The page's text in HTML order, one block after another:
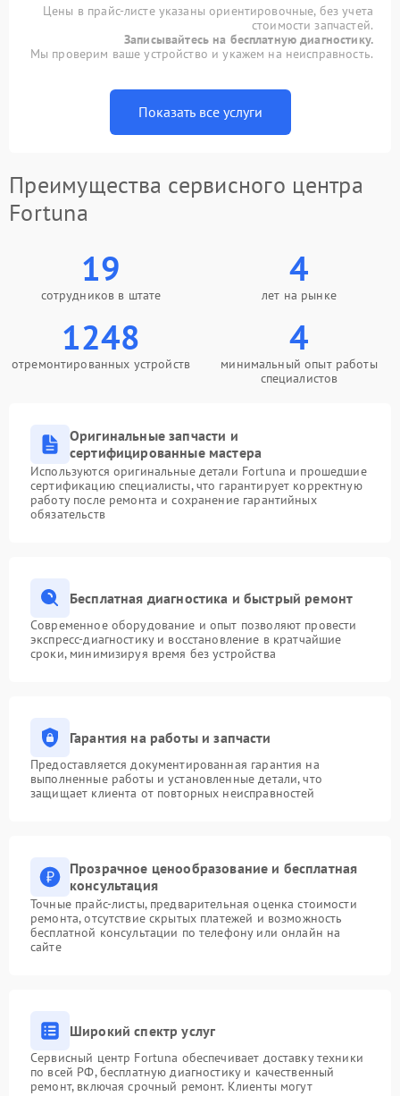
Цены в прайс-листе указаны ориентировочные, без учета
стоимости запчастей.
Записывайтесь на бесплатную диагностику.
Мы проверим ваше устройство и укажем на неисправность.
Показать все услуги
Преимущества сервисного центра
Fortuna
19
сотрудников в штате
4
лет на рынке
1248
отремонтированных устройств
4
минимальный опыт работы
специалистов
Оригинальные запчасти и
сертифицированные мастера
Используются оригинальные детали Fortuna и прошедшие
сертификацию специалисты, что гарантирует корректную
работу после ремонта и сохранение гарантийных
обязательств
Бесплатная диагностика и быстрый ремонт
Современное оборудование и опыт позволяют провести
экспресс-диагностику и восстановление в кратчайшие
сроки, минимизируя время без устройства
Гарантия на работы и запчасти
Предоставляется документированная гарантия на
выполненные работы и установленные детали, что
защищает клиента от повторных неисправностей
Прозрачное ценообразование и бесплатная
консультация
Точные прайс-листы, предварительная оценка стоимости
ремонта, отсутствие скрытых платежей и возможность
бесплатной консультации по телефону или онлайн на
сайте
Широкий спектр услуг
Сервисный центр Fortuna обеспечивает доставку техники
по всей РФ, бесплатную диагностику и качественный
ремонт, включая срочный ремонт. Клиенты могут